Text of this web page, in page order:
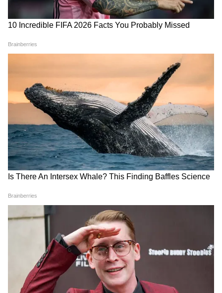
विदेशी प्रतिनिधि, कई अहम मुद्दों पर
चर्चा
Weather Update 6 August
2026: दिल्ली-NCR समेत 7 राज्यों
में भारी बारिश-तूफान का अलर्ट,
IMD की बड़ी चेतावनी
LATEST VIDEOS
Rahul Gandhi से मिलीं CJP Protest में
लाठी खाने वाली Muskaan, Delhi Police से
दाग दिया ये सवाल!
के ही खिलाफ हो गए कई लोग!